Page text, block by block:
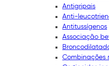
Antigripais
Anti-
Antitussígenos
Associação
Combinações